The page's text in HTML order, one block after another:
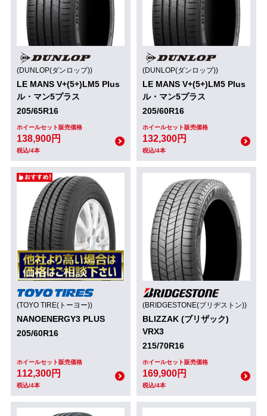
(DUNLOP(ダンロップ))
LE MANS V+(5+)LM5 Plus
ル・マン5プラス
205/65R16
ホイールセット販売価格
138,900円
税込/4本
(DUNLOP(ダンロップ))
LE MANS V+(5+)LM5 Plus
ル・マン5プラス
205/60R16
ホイールセット販売価格
132,300円
税込/4本
(TOYO TIRE(トーヨー))
NANOENERGY3 PLUS
205/60R16
ホイールセット販売価格
112,300円
税込/4本
(BRIDGESTONE(ブリヂストン))
BLIZZAK (ブリザック)
VRX3
215/70R16
ホイールセット販売価格
169,900円
税込/4本